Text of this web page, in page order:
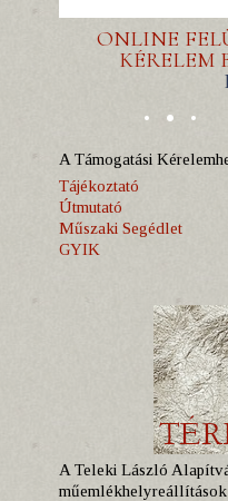
ONLINE
KÉRELEM
A Támogatási
Tájékoztató
Útmutató
Műszaki Segédlet
GYIK
A Teleki László